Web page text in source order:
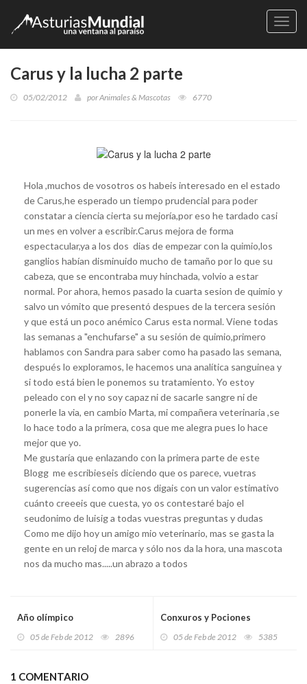
Carus y la lucha 2 parte
05/02/2012 porAnimales & Mascotas 6770
Hola ,muchos de vosotros os habeis interesado en el estado
de Carus,he esperado un tiempo prudencial para poder
constatar a ciencia cierta su mejoría,por eso he tardado casi
un mes en volver a escribir.Carus mejora de forma
espectacular,ya a los dos dias de empezar con la quimio,los
ganglios habían disminuido mucho de tamaño por lo que su
cabeza, que se encontraba muy hinchada, volvio a estar
normal. Por ahora, hemos pasado la cuarta sesion de quimio y
salvo un vómito que presentó despues de la tercera sesión
y que está un poco anémico Carus esta normal. Viene todas
las semanas a "enchufarse" a su sesión de quimio,primero
hablamos con Sandra para saber como ha pasado las semana,
después lo exploramos, le hacemos una analítica sanguinea y
si todo está bien le ponemos su tratamiento. Yo estoy
peleado con el y no soy capaz ni de sacarle sangre ni de
ponerle la via, en cambio Marta, mi compañera veterinaria ,se
lo hace todo a la primera, cosa que me alegra pues lo hace
mejor que yo.
Me gustaría que enlazando con la primera parte de este
Blogg me escribieseis diciendo que os parece, vuetras
sugerencias así como que nos digais con un valor estimativo
cuánto creeeis que cuesta, yo os contestaré bajo el
seudonimo de luisig a todas vuestras preguntas y dudas
Como me dijo hoy un amigo mio veterinario, mas se gasta la
gente en un reloj de marca y sólo nos da la hora, una mascota
nos da mucho mas.....un abrazo a todos
Año olímpico
05 de Feb de 2012 2896
Conxuros y Pociones
05 de Feb de 2012 5385
1 COMENTARIO